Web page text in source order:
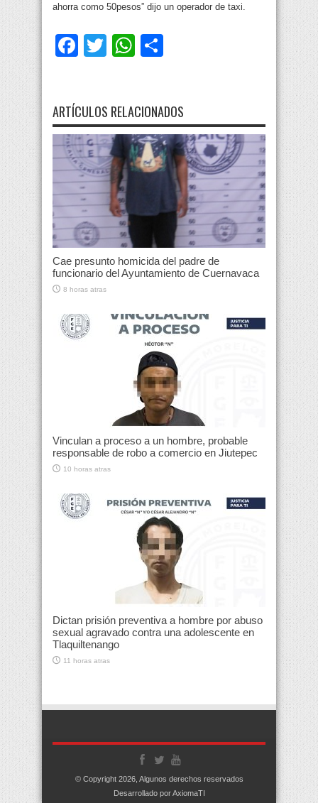
ahorra como 50pesos” dijo un operador de taxi.
Facebook
TwitterWhatsApp
ARTÍCULOS RELACIONADOS
Cae presunto homicida del padre de
funcionario del Ayuntamiento de Cuernavaca
8 horas atras
Vinculan a proceso a un hombre, probable
responsable de robo a comercio en Jiutepec
10 horas atras
Dictan prisión preventiva a hombre por abuso
sexual agravado contra una adolescente en
Tlaquiltenango
11 horas atras
© Copyright 2026, Algunos derechos reservados
Desarrollado por AxiomaTI